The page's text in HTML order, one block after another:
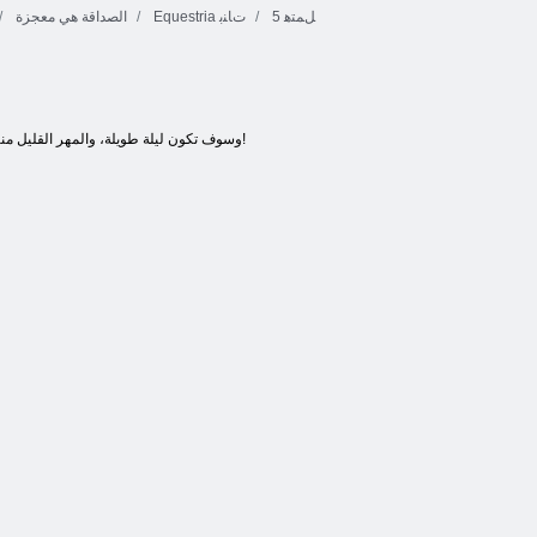
الصداقة هي معجزة Equestria ﺕﺎﻨﺑ 5 ﻞﻤﺘﻫ
وسوف تكون ليلة طويلة، والمهر القليل منزل جديد، والوقت قبل وصول الضيوف وليس ذلك بكثير. مساعدة تزيين المنزل والتقاط الزي الأنيق المهر الصغيرة!